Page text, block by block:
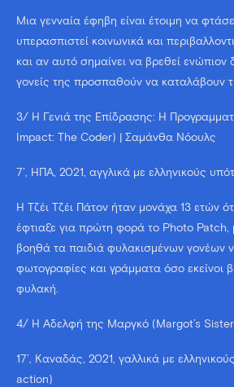
Μια γενναία έφηβη είναι έτοιμη να
υπερασπιστεί κοινωνικά και
και αν αυτό σημαίνει να βρεθεί ενώπιον
γονείς της προσπαθούν να καταλάβουν
3/ Η Γενιά της Επίδρασης: Η
Impact: The Coder) | Σαμάνθα Νόουλς
7’, ΗΠΑ, 2021, αγγλικά με ελληνικούς
Η Τζέι Τζέι Πάτον ήταν μονάχα 13 ετών
έφτιαξε για πρώτη φορά το Photo
βοηθά τα παιδιά φυλακισμένων γονέων
φωτογραφίες και γράμματα όσο εκείνοι
φυλακή.
4/ Η Αδελφή της Μαργκό (Margot’s Sister)
17’, Καναδάς, 2021, γαλλικά με
action)